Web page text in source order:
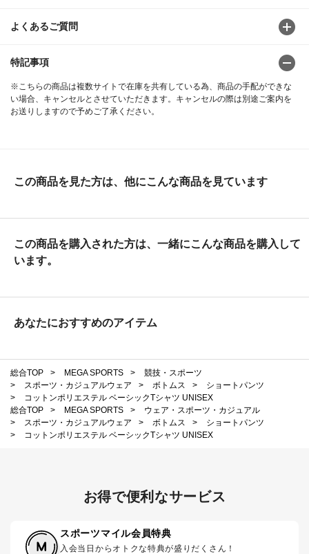
よくあるご質問
特記事項
※こちらの商品は複数サイトで在庫を共有している為、商品の手配ができな
い場合、キャンセルとさせていただきます。キャンセルの際は別途ご案内を
お送りしますので予めご了承ください。
この商品を見た方は、他にこんな商品を見ています
この商品を購入された方は、一緒にこんな商品を購入して
います。
あなたにおすすめのアイテム
総合TOP > MEGA SPORTS >
競技・スポーツ
>
スポーツ・カジュアルウェア > ボトムス >
ショートパンツ
>
コットンポリエステル ベーシックTシャツ UNISEX
総合TOP
> MEGA SPORTS >
ウェア・スポーツ・カジュアル
>
スポーツ・カジュアルウェア > ボトムス >
ショートパンツ
>
コットンポリエステル ベーシックTシャツ UNISEX
お得で便利なサービス
スポーツマイル会員特典
入会当日からオトクな特典が盛りだくさん！